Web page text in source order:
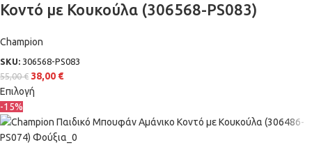
Κοντό με Κουκούλα (306568-PS083)
Champion
SKU: 306568-PS083
55,00€ 38,00 €
Επιλογή
-15%